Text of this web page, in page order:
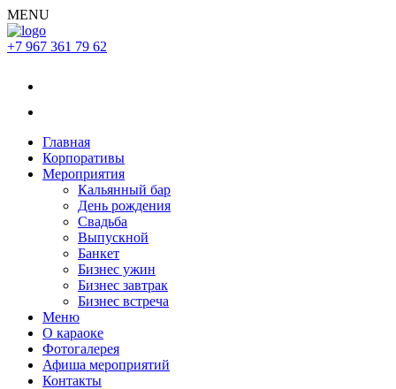
MENU
+7 967 361 79 62
Главная
Корпоративы
Мероприятия
Кальянный бар
День рождения
Свадьба
Выпускной
Банкет
Бизнес ужин
Бизнес завтрак
Бизнес встреча
Меню
О караоке
Фотогалерея
Афиша мероприятий
Контакты